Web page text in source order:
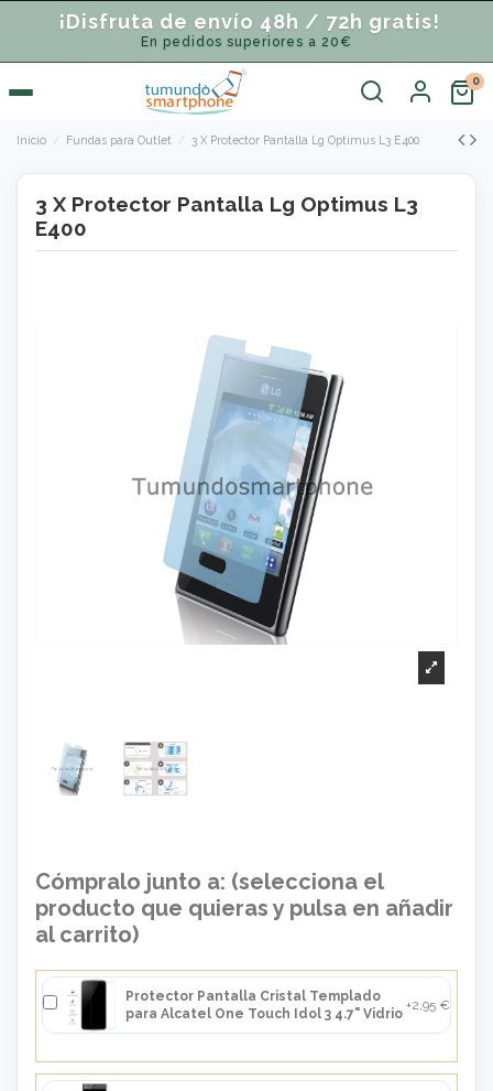
¡Disfruta de envío 48h / 72h gratis!
En pedidos superiores a 20€
Inicio Fundas para Outlet 3 X Protector Pantalla Lg Optimus L3 E400
3 X Protector Pantalla Lg Optimus L3
E400
Cómpralo junto a: (selecciona el
producto que quieras y pulsa en añadir
al carrito)
Protector Pantalla Cristal Templado
para Alcatel One Touch Idol 3 4.7" Vidrio
+2,95 €